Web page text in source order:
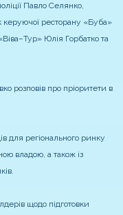
Павло Селянко,
ресторану «Буба»
Юлія Горбатко та
розповів про пріоритети в
для регіонального ринку
владою, а також із
щодо підготовки